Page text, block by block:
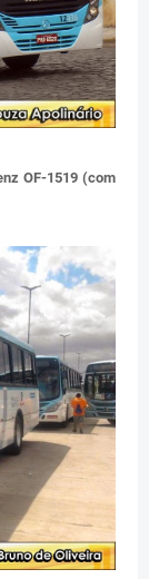
OF-1519 (com